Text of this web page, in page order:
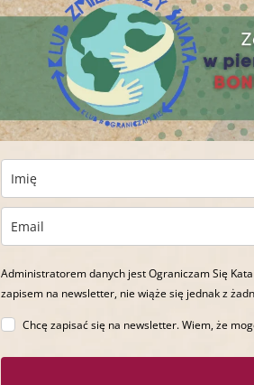
Administratorem danych jest Ograniczam Się
zapisem na newsletter, nie wiąże się jednak z
Chcę zapisać się na newsletter. Wiem, że